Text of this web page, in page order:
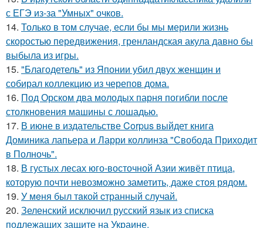
с ЕГЭ из-за "Умных" очков.
14. Только в том случае, если бы мы мерили жизнь
скоростью передвижения, гренландская акула давно бы
выбыла из игры.
15. "Благодетель" из Японии убил двух женщин и
собирал коллекцию из черепов дома.
16. Под Орском два молодых парня погибли после
столкновения машины с лошадью.
17. В июне в издательстве Corpus выйдет книга
Доминика лапьера и Ларри коллинза "Свобода Приходит
в Полночь".
18. В густых лесах юго-восточной Азии живёт птица,
которую почти невозможно заметить, даже стоя рядом.
19. У мeня был тaкой cтранный слyчай.
20. Зеленский исключил русский язык из списка
подлежащих защите на Украине.